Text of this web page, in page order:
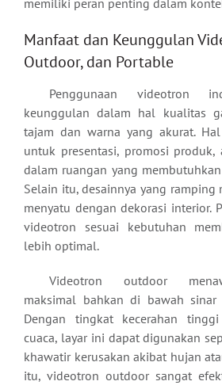
memiliki peran penting dalam
Manfaat dan Keunggulan
Outdoor, dan Portable
Penggunaan videotron
keunggulan dalam hal kualitas
tajam dan warna yang akurat.
untuk presentasi, promosi
dalam ruangan yang
Selain itu, desainnya yang ramping
menyatu dengan dekorasi interior.
videotron sesuai kebutuhan
lebih optimal.
Videotron outdoor
maksimal bahkan di bawah sinar
Dengan tingkat kecerahan
cuaca, layar ini dapat digunakan
khawatir kerusakan akibat hujan
itu, videotron outdoor sangat